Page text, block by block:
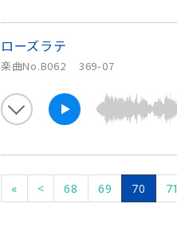
ローズラテ
楽曲No.B062 369-07
« < 68 69 70 71